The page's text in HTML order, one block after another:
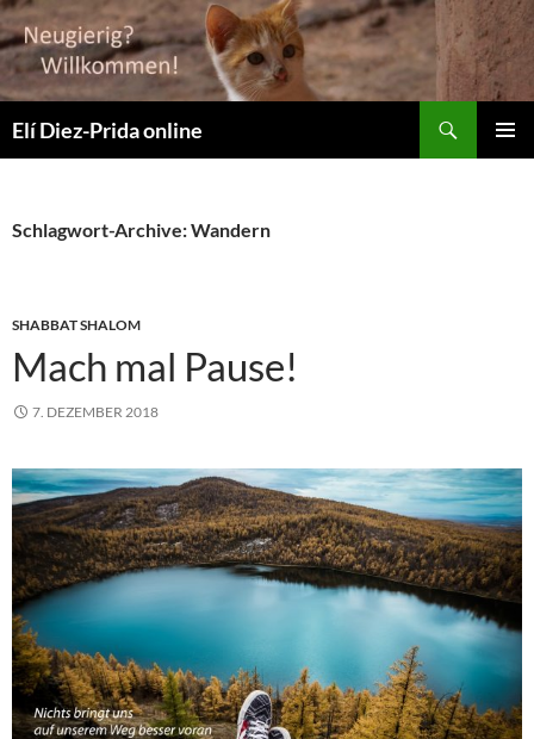
Elí Diez-Prida online
Schlagwort-Archive: Wandern
SHABBAT SHALOM
Mach mal Pause!
7. DEZEMBER 2018